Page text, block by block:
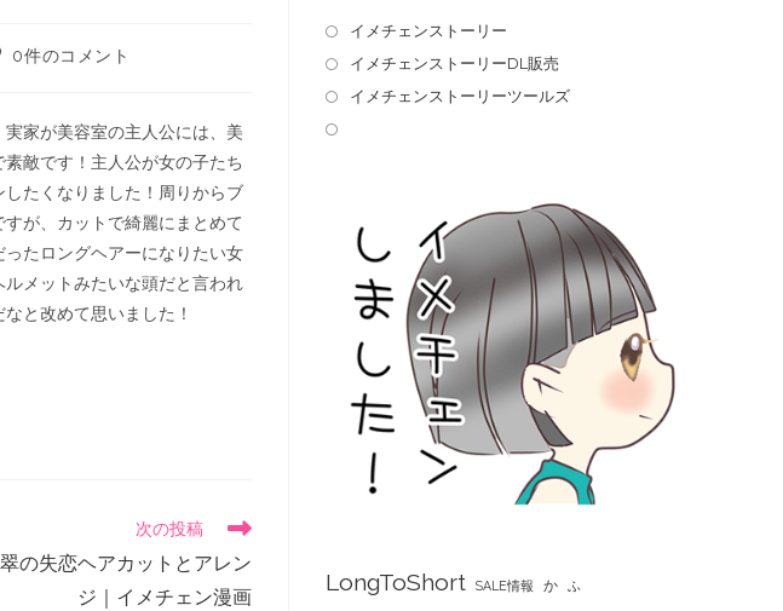
0件のコメント
家が美容室の主人公には、美
敵です！主人公が女の子たち
たくなりました！周りからブ
が、カットで綺麗にまとめて
たロングヘアーになりたい女
メットみたいな頭だと言われ
と改めて思いました！
次の投稿
の失恋ヘアカットとアレン
ジ｜イメチェン漫画
イメチェンストーリー
イメチェンストーリーDL販売
イメチェンストーリーツールズ
LongToShort SALE情報 か ふ